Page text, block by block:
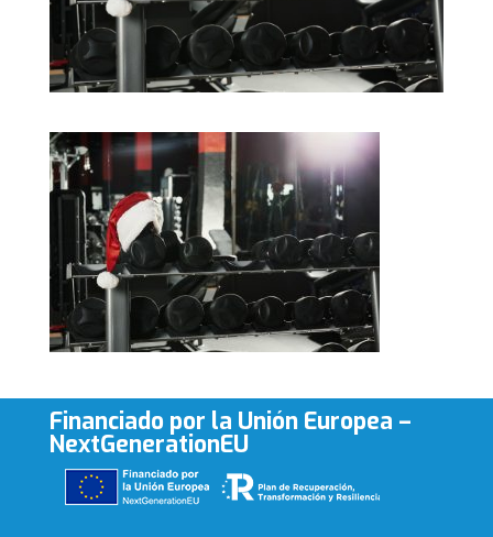
Financiado por la Unión Europea –
NextGenerationEU